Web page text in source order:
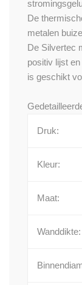
De
metalen
De Silvertec
positiv lijst
is geschikt
Druk:
Kleur:
Maat:
Wanddikte: